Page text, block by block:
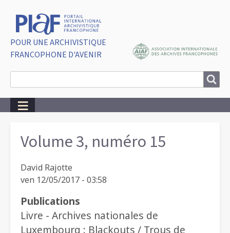
POUR UNE ARCHIVISTIQUE
FRANCOPHONE D'AVENIR
Volume 3, numéro 15
David Rajotte
ven 12/05/2017 - 03:58
Publications
Livre - Archives nationales de
Luxembourg : Blackouts / Trous de